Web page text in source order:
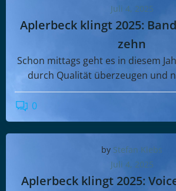
Juli 4, 2025
Aplerbeck klingt 2025:
zehn
Schon mittags geht es in diesem
durch Qualität überzeugen und
0
by Stefan Klebs
Juli 4, 2025
Aplerbeck klingt 2025: